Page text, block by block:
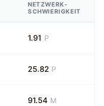
NETZWERK-
SCHWIERIGKEIT
1.91 P
25.82 P
91.54 M